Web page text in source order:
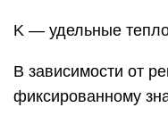
K — удельные
В зависимости от
фиксированному